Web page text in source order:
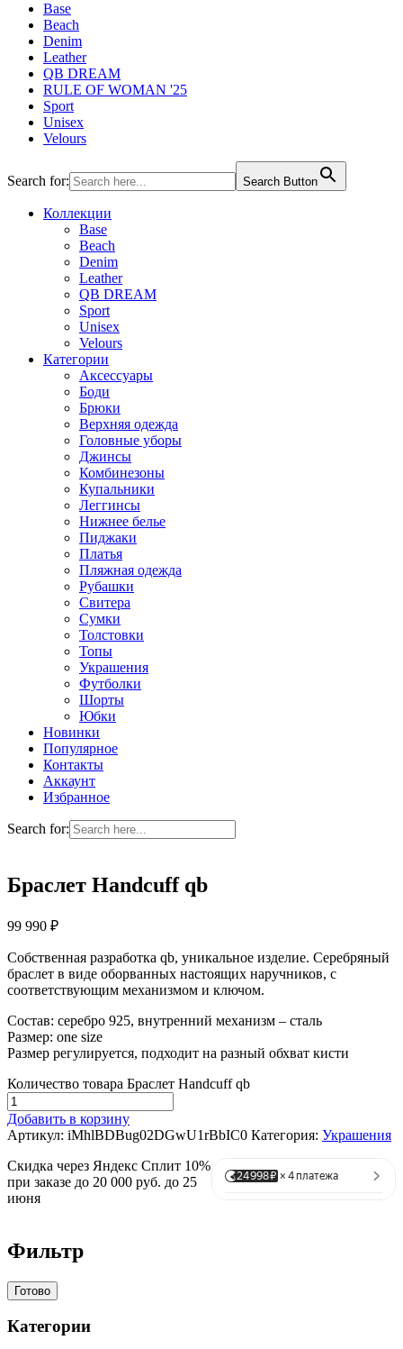
Base
Beach
Denim
Leather
QB DREAM
RULE OF WOMAN '25
Sport
Unisex
Velours
Search for: Search Button
Коллекции
Base
Beach
Denim
Leather
QB DREAM
Sport
Unisex
Velours
Категории
Аксессуары
Боди
Брюки
Верхняя одежда
Головные уборы
Джинсы
Комбинезоны
Купальники
Леггинсы
Нижнее белье
Пиджаки
Платья
Пляжная одежда
Рубашки
Свитера
Сумки
Толстовки
Топы
Украшения
Футболки
Шорты
Юбки
Новинки
Популярное
Контакты
Аккаунт
Избранное
Search for:
Браслет Handcuff qb
99 990 ₽
Собственная разработка qb, уникальное изделие. Серебряный
браслет в виде оборванных настоящих наручников, с
соответствующим механизмом и ключом.
Состав: серебро 925, внутренний механизм – сталь
Размер: one size
Размер регулируется, подходит на разный обхват кисти
Количество товара Браслет Handcuff qb
Добавить в корзину
Артикул: iMhlBDBug02DGwU1rBbIC0 Категория: Украшения
Скидка через Яндекс Сплит 10%
при заказе до 20 000 руб. до 25
июня
Фильтр
Готово
Категории